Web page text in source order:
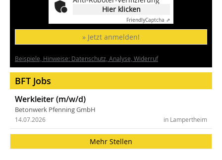
Hier klicken
FriendlyCaptcha ⇗
» Jetzt anmelden!
Beispiele, Hinweise: Datenschutz, Analyse, Widerruf
BFT Jobs
Werkleiter (m/w/d)
Betonwerk Pfenning GmbH
in Lampertheim
14.07.2026
Mehr Stellen